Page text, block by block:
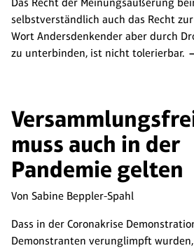
selbstverständlich auch das Recht
Wort Andersdenkender aber durch
zu unterbinden, ist nicht tolerierbar.
muss auch in der
Pandemie gelten
Von Sabine Beppler-Spahl
Dass in der Coronakrise
Demonstranten verunglimpft